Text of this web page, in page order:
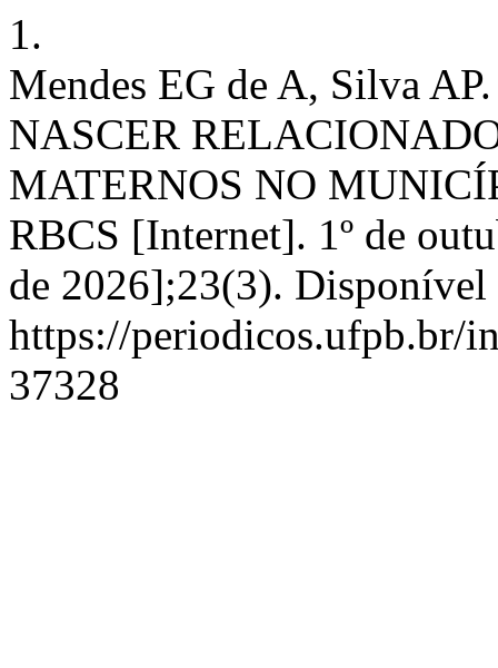
1.
Mendes EG de A, Silva
NASCER
MATERNOS NO
RBCS [Internet]. 1º de
de 2026];23(3). Disponível
https://periodicos.ufpb.br/
37328